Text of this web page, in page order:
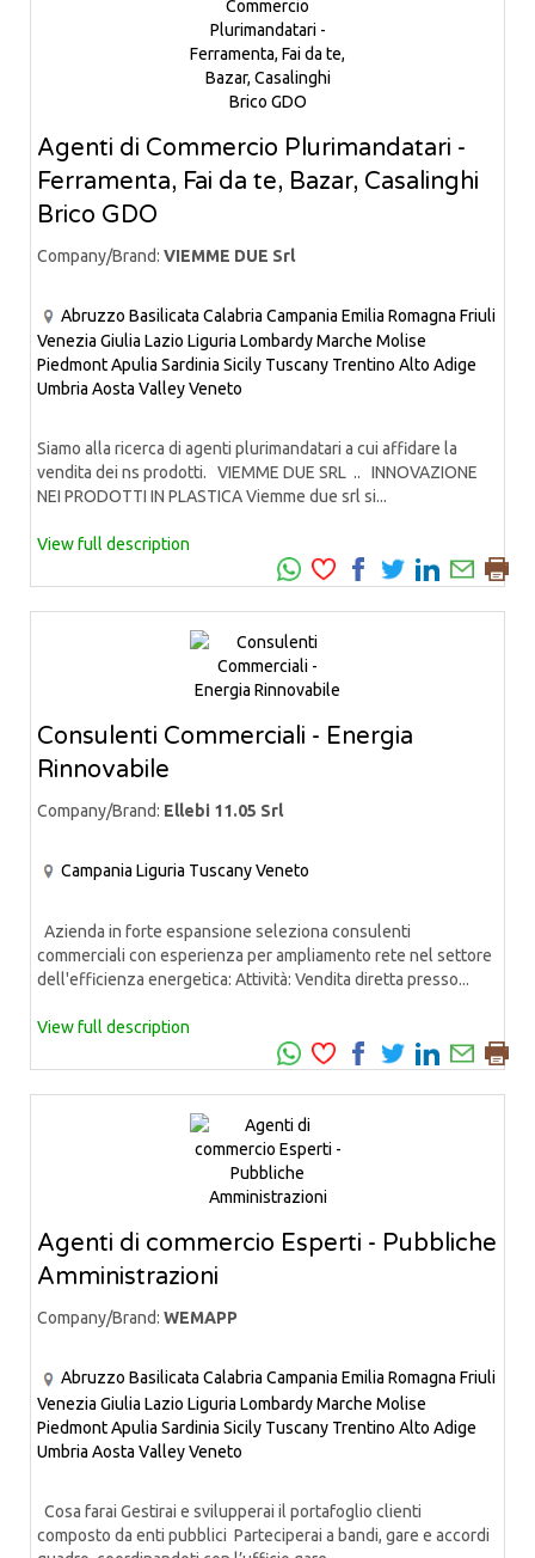
Agenti di Commercio Plurimandatari -
Ferramenta, Fai da te, Bazar, Casalinghi
Brico GDO
Company/Brand: VIEMME DUE Srl
Abruzzo Basilicata Calabria Campania Emilia Romagna Friuli
Venezia Giulia Lazio Liguria LombardyMarche Molise
PiedmontApulia Sardinia Sicily Tuscany Trentino Alto Adige
Umbria Aosta ValleyVeneto
Siamo alla ricerca di agenti plurimandatari a cui affidare la
vendita dei ns prodotti. VIEMME DUE SRL .. INNOVAZIONE
NEI PRODOTTI IN PLASTICA Viemme due srl si...
View full description
Consulenti Commerciali - Energia
Rinnovabile
Company/Brand: Ellebi 11.05 Srl
Campania Liguria TuscanyVeneto
Azienda in forte espansione seleziona consulenti
commerciali con esperienza per ampliamento rete nel settore
dell'efficienza energetica: Attività: Vendita diretta presso...
View full description
Agenti di commercio Esperti - Pubbliche
Amministrazioni
Company/Brand: WEMAPP
Abruzzo Basilicata Calabria Campania Emilia Romagna Friuli
Venezia Giulia Lazio Liguria LombardyMarche Molise
PiedmontApulia Sardinia Sicily Tuscany Trentino Alto Adige
Umbria Aosta ValleyVeneto
Cosa farai Gestirai e svilupperai il portafoglio clienti
composto da enti pubblici Parteciperai a bandi, gare e accordi